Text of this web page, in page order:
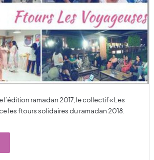
l’édition ramadan 2017, le collectif « Les
les ftours solidaires du ramadan 2018.